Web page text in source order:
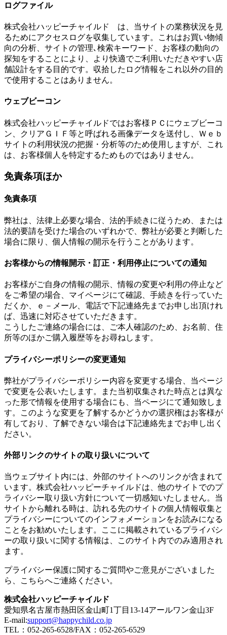
ログファイル
株式会社ハッピーチャイルド は、当サイトの業務状況を見
るためにアクセスログを収集しています。これはお買い物傾
向の分析、サイトの管理､検索キーワード、お客様の動向の
探知をすることにより、より快適でご利用いただきやすい店
舗設計をする目的です。収拾したログ情報をこれ以外の目的
で使用することはありません。
ウェブビーコン
株式会社ハッピーチャイルドではお客様ＰＣにウェブビーコ
ン、クリアＧＩＦ等と呼ばれる画像データを送付し、Ｗｅｂ
サイトの利用状況の把握・分析等のため使用しますが、これ
は、お客様個人を特定するためものではありません。
免責条項ほか
免責条項
弊社は、法律上必要な場合、法的手続きに従うため、または
法的要請を受けた場合のいずれかで、弊社が必要と判断した
場合に限り、個人情報の開示を行うことがあります。
お客様からの情報開示・訂正・利用停止についての通知
お客様がご自身の情報の開示、情報の変更や利用の停止など
をご希望の場合、マイページにて確認、手続きを行っていた
だくか、ｅ－メール、電話で下記連絡先までお申し出頂けれ
ば、迅速に対応させていただきます。
こうしたご連絡の場合には、ご本人確認のため、お名前、住
所等のほかご購入履歴等をお尋ねします。
プライバシーポリシーの変更通知
弊社がプライバシーポリシー内容を変更する場合、当ページ
で変更を公表いたします。また当初収集された時点とは異な
った形で情報を使用する場合にも、当ページにて通知致しま
す。このような変更を了解するかどうかの選択権はお客様が
有しており、了解できない場合は下記連絡先までお申し出く
ださい。
外部リンクのサイトの取り扱いについて
当ウェブサイト内には、外部のサイトへのリンクが含まれて
います。株式会社ハッピーチャイルドは、他のサイトでのプ
ライバシー取り扱い方針について一切感知いたしません。当
サイトから離れる時は、訪れる先のサイトの個人情報収集と
プライバシーについてのインフォメーションをお読みになる
ことをお勧めいたします。ここに掲載されているプライバシ
ーの取り扱いに関する情報は、このサイト内でのみ適用され
ます。
プライバシー保護に関するご質問やご意見がございました
ら、こちらへご連絡ください。
株式会社ハッピーチャイルド
愛知県名古屋市熱田区金山町1丁目13-14アールワン金山3F
E-mail:support@happychild.co.jp
TEL：052-265-6528/FAX：052-265-6529